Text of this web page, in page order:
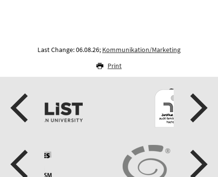
Last Change: 06.08.26; Kommunikation/Marketing
Print